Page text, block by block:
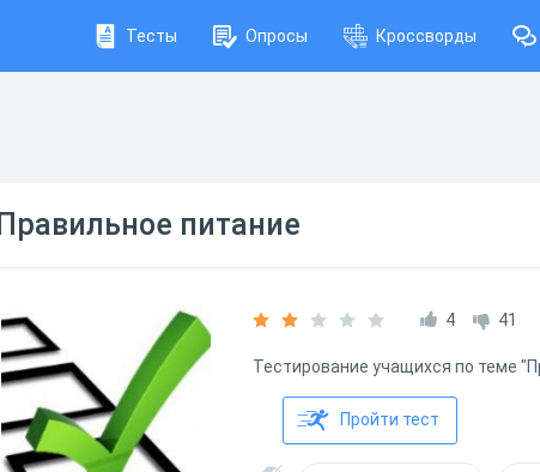
Тесты Опросы Кроссворды
Правильное питание
4 41
Тестирование учащихся по теме
Пройти тест